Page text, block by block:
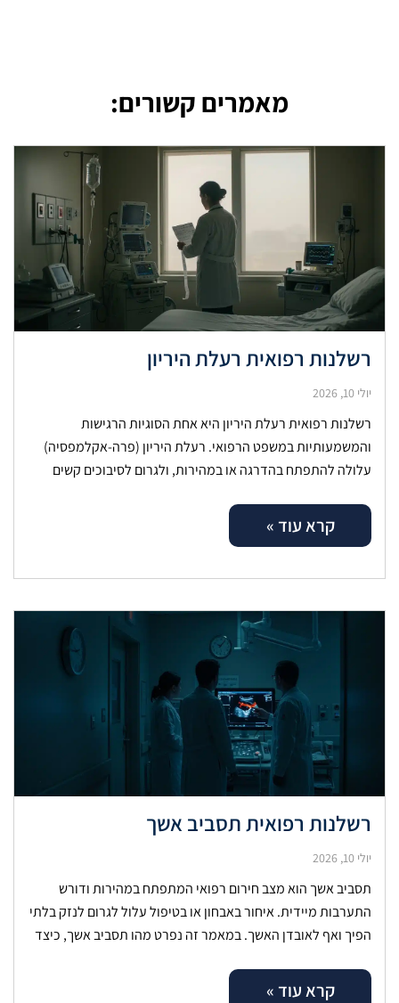
מאמרים קשורים:
רשלנות רפואית רעלת היריון
יולי 10, 2026
רשלנות רפואית רעלת היריון היא אחת הסוגיות הרגישות
והמשמעותיות במשפט הרפואי. רעלת היריון (פרה-אקלמפסיה)
עלולה להתפתח בהדרגה או במהירות, ולגרום לסיבוכים קשים
קרא עוד »
רשלנות רפואית תסביב אשך
יולי 10, 2026
תסביב אשך הוא מצב חירום רפואי המתפתח במהירות ודורש
התערבות מיידית. איחור באבחון או בטיפול עלול לגרום לנזק בלתי
הפיך ואף לאובדן האשך. במאמר זה נפרט מהו תסביב אשך, כיצד
קרא עוד »